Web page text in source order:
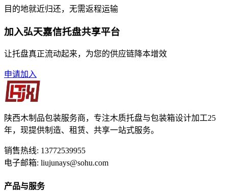
目的地就近归还，无需返程运输
加入弘天嘉信托盘共享平台
让托盘真正流动起来，为您的供应链降本增效
申请加入
陕西木制品包装服务商，专注木质托盘与包装箱设计加工25
年，现提供制造、租赁、共享一站式服务。
销售热线: 13772539955
电子邮箱: liujunays@sohu.com
产品与服务